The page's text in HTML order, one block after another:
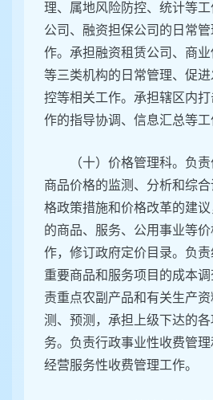
理、属地风险防控、统计等
公司、融资担保公司的日常
作。承担融资租赁公司、商
等三类机构的日常管理、促
控等相关工作。承担辖区内
作的指导协调、信息汇总等工
（十）价格管理科。负
商品价格的监测、分析和综
格政策措施和价格改革的建
的商品、服务、公用事业等
作，修订政府定价目录。负责
重要商品和服务项目的成本
责重点农副产品和有关生产
测、预测，承担上级下达的
务。负责行政事业性收费管
经营服务性收费管理工作。